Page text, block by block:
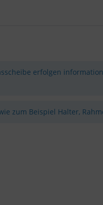
erfolgen
zum Beispiel Halter,